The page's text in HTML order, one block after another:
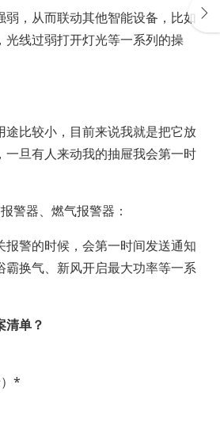
，从而联动其他智能设备，比如
光线过弱打开灯光等一系列的操
途比较小，目前来说我就是把它放
一旦有人来动我的抽屉我会第一时
警器、燃气报警器：
报警的时候，会第一时间发送通知
霸换气、新风开启最大功率等一系
清单？
*